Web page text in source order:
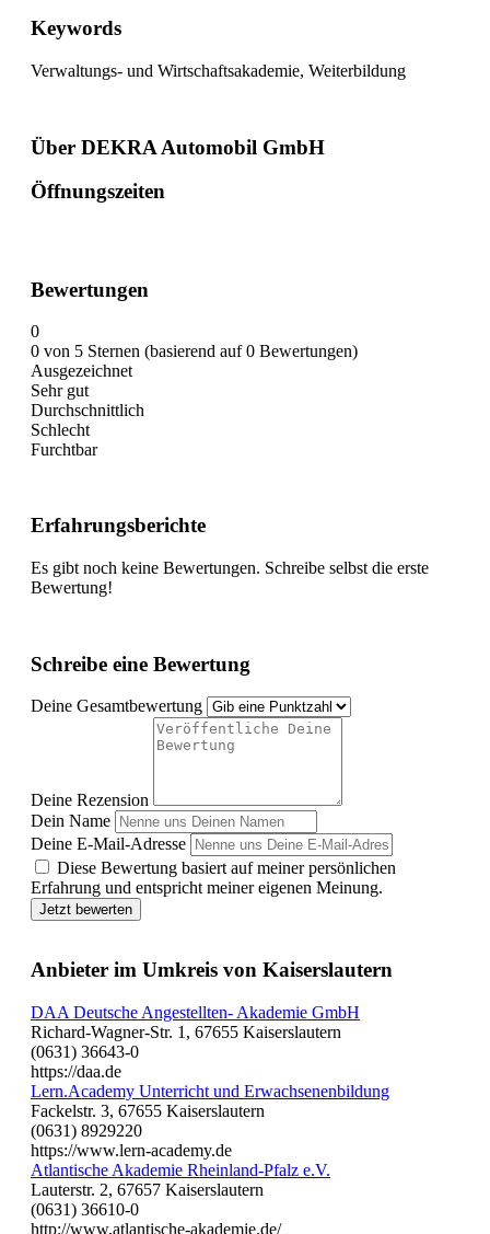
Keywords
Verwaltungs- und Wirtschaftsakademie, Weiterbildung
Über DEKRA Automobil GmbH
Öffnungszeiten
Bewertungen
0
0 von 5 Sternen (basierend auf 0 Bewertungen)
Ausgezeichnet
Sehr gut
Durchschnittlich
Schlecht
Furchtbar
Erfahrungsberichte
Es gibt noch keine Bewertungen. Schreibe selbst die erste
Bewertung!
Schreibe eine Bewertung
Deine Gesamtbewertung
Deine Rezension
Dein Name
Deine E-Mail-Adresse
Diese Bewertung basiert auf meiner persönlichen
Erfahrung und entspricht meiner eigenen Meinung.
Jetzt bewerten
Anbieter im Umkreis von Kaiserslautern
DAA Deutsche Angestellten- Akademie GmbH
Richard-Wagner-Str. 1, 67655 Kaiserslautern
(0631) 36643-0
https://daa.de
Lern.Academy Unterricht und Erwachsenenbildung
Fackelstr. 3, 67655 Kaiserslautern
(0631) 8929220
https://www.lern-academy.de
Atlantische Akademie Rheinland-Pfalz e.V.
Lauterstr. 2, 67657 Kaiserslautern
(0631) 36610-0
http://www.atlantische-akademie.de/